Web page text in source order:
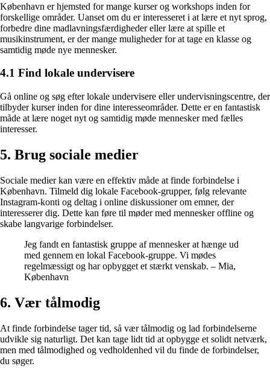
København er hjemsted for mange kurser og workshops inden for
forskellige områder. Uanset om du er interesseret i at lære et nyt sprog,
forbedre dine madlavningsfærdigheder eller lære at spille et
musikinstrument, er der mange muligheder for at tage en klasse og
samtidig møde nye mennesker.
4.1 Find lokale undervisere
Gå online og søg efter lokale undervisere eller undervisningscentre, der
tilbyder kurser inden for dine interesseområder. Dette er en fantastisk
måde at lære noget nyt og samtidig møde mennesker med fælles
interesser.
5. Brug sociale medier
Sociale medier kan være en effektiv måde at finde forbindelse i
København. Tilmeld dig lokale Facebook-grupper, følg relevante
Instagram-konti og deltag i online diskussioner om emner, der
interesserer dig. Dette kan føre til møder med mennesker offline og
skabe langvarige forbindelser.
Jeg fandt en fantastisk gruppe af mennesker at hænge ud
med gennem en lokal Facebook-gruppe. Vi mødes
regelmæssigt og har opbygget et stærkt venskab. – Mia,
København
6. Vær tålmodig
At finde forbindelse tager tid, så vær tålmodig og lad forbindelserne
udvikle sig naturligt. Det kan tage lidt tid at opbygge et solidt netværk,
men med tålmodighed og vedholdenhed vil du finde de forbindelser,
du søger.